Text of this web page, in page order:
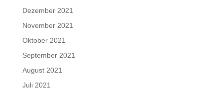
Dezember 2021
November 2021
Oktober 2021
September 2021
August 2021
Juli 2021